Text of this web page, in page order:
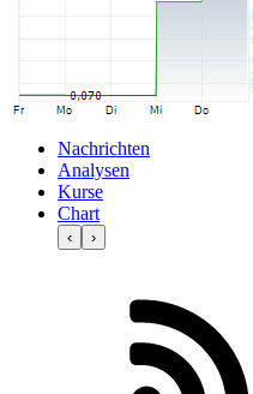
Nachrichten
Analysen
Kurse
Chart
‹ ›